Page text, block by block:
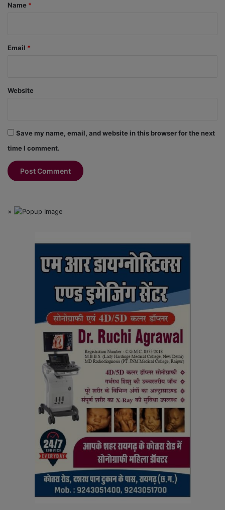
*
Name *
Email *
Website
Save my name, email, and website in this browser for the next
time I comment.
×